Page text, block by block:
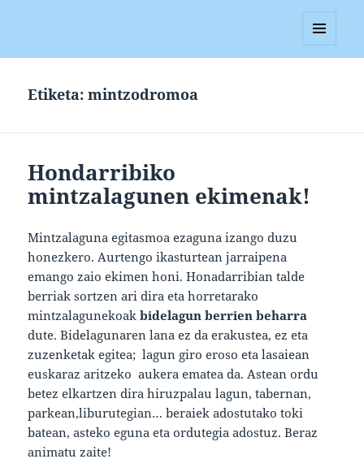
Etiketa:mintzodromoa
Hondarribiko
mintzalagunen ekimenak!
Mintzalaguna egitasmoa ezaguna izango duzu
honezkero. Aurtengo ikasturtean jarraipena
emango zaio ekimen honi. Honadarribian talde
berriak sortzen ari dira eta horretarako
mintzalagunekoakbidelagun berrien beharra
dute. Bidelagunaren lana ez da erakustea, ez eta
zuzenketak egitea; lagun giro eroso eta lasaiean
euskaraz aritzeko aukera ematea da. Astean ordu
betez elkartzen dira hiruzpalau lagun, tabernan,
parkean,liburutegian… beraiek adostutako toki
batean, asteko eguna eta ordutegia adostuz. Beraz
animatu zaite!